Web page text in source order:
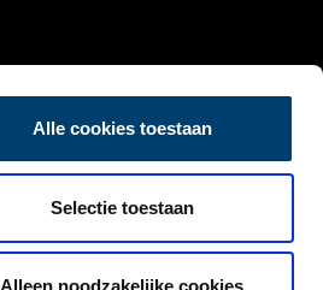
Alle cookies toestaan
Selectie toestaan
Alleen noodzakelijke cookies